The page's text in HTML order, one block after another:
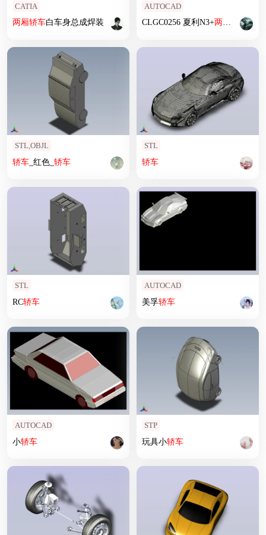
CATIA
两厢轿车白车身总成焊装
AUTOCAD
CLGC0256 夏利N3+两厢 轿车液压
STL,OBJL
轿车_红色_ 轿车
STL
轿车
STL
RC轿车
AUTOCAD
美孚轿车
AUTOCAD
小轿车
STP
玩具小轿车